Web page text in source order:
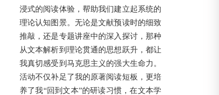
浸式的阅读体验，帮助我们建立起系统的
理论认知图景。无论是文献预读时的细致
推敲，还是专题讲座中的深入探讨，那种
从文本解析到理论贯通的思想跃升，都让
我真切感受到马克思主义的强大生命力。
活动不仅补足了我的原著阅读短板，更培
养了我“回到文本”的研读习惯，在文本学